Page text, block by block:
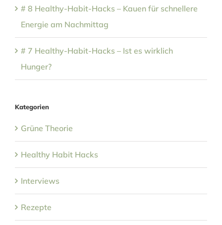
# 8 Healthy-Habit-Hacks – Kauen für schnellere
Energie am Nachmittag
# 7 Healthy-Habit-Hacks – Ist es wirklich
Hunger?
Kategorien
Grüne Theorie
Healthy Habit Hacks
Interviews
Rezepte